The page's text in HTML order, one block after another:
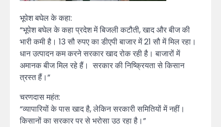
भूपेश बघेल के कहा:
“भूपेश बघेल के कहा प्रदेश में बिजली कटौती, खाद और बीज की
भारी कमी है। 13 सौ रुपए का डीएपी बाजार में 21 सौ में मिल रहा।
धान उत्पादन कम करने सरकार खाद रोक रही है। बाजारों में
अमानक बीज मिल रहे हैं। सरकार की निष्क्रियता से किसान
त्रस्त हैं।”
चरणदास महंत:
“व्यापारियों के पास खाद है, लेकिन सरकारी समितियों में नहीं।
किसानों का सरकार पर से भरोसा उठ रहा है।”